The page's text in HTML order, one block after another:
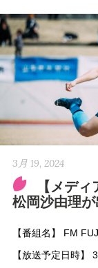
3月 19, 2024
【メデ
松岡沙由理
【番組名】 FM
【放送予定日時】